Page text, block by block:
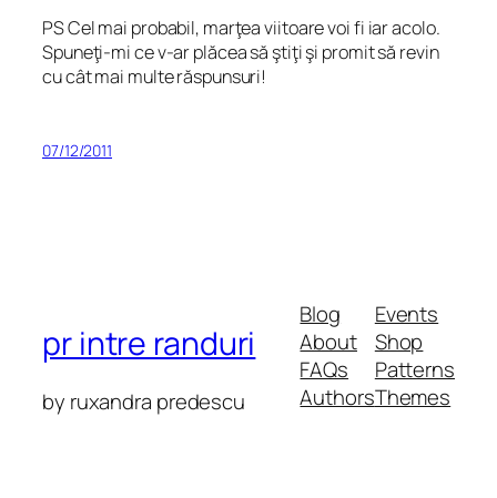
PS Cel mai probabil, marţea viitoare voi fi iar acolo.
Spuneţi-mi ce v-ar plăcea să ştiţi şi promit să revin
cu cât mai multe răspunsuri!
07/12/2011
pr intre randuri
by ruxandra predescu
Blog
About
FAQs
Authors
Events
Shop
Patterns
Themes